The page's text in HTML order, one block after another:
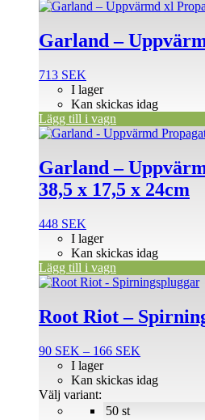
Garland –
713 SEK
I lager
Kan skickas idag
Lägg till i vagn
Garland –
38,5 x 17,5 x 24cm
448 SEK
I lager
Kan skickas idag
Lägg till i vagn
Root Riot –
90 SEK – 166 SEK
till
50 st
I lager
Kan skickas idag
Välj variant:
Den
produkten
har
varianter.
olika
alternativen